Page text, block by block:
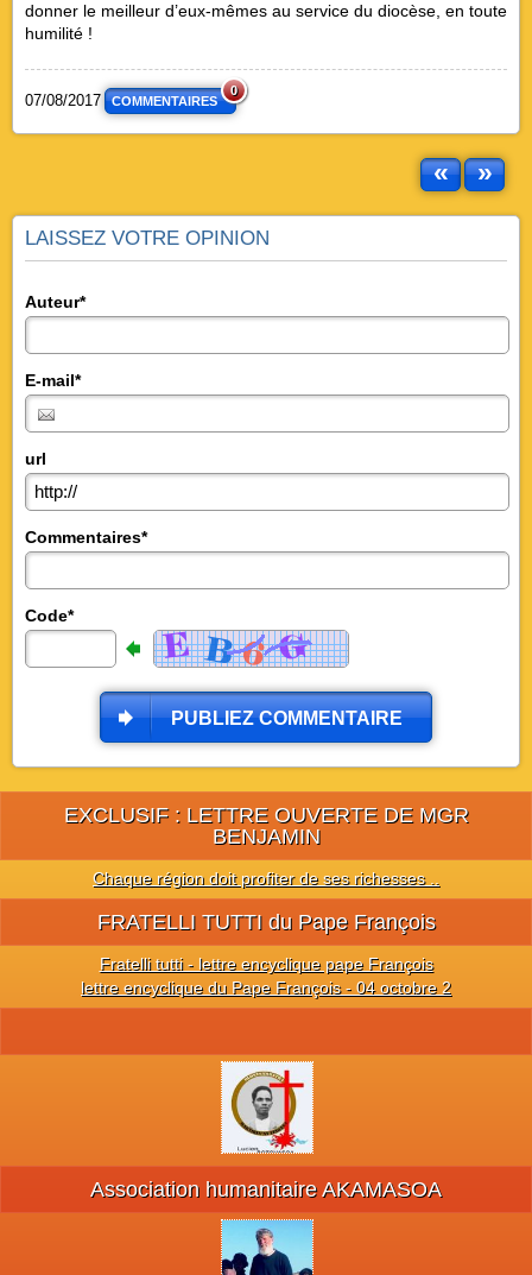
donner le meilleur d’eux-mêmes au service du diocèse, en toute
humilité !
07/08/2017 COMMENTAIRES
0
« »
LAISSEZ VOTRE OPINION
Auteur*
E-mail*
url
Commentaires*
Code*
PUBLIEZ COMMENTAIRE
EXCLUSIF : LETTRE OUVERTE DE MGR
BENJAMIN
Chaque région doit profiter de ses richesses ..
FRATELLI TUTTI du Pape François
Fratelli tutti - lettre encyclique pape François
lettre encyclique du Pape François - 04 octobre 2
Association humanitaire AKAMASOA